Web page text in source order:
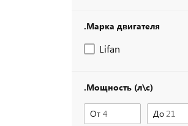
.Марка двигателя
Lifan
.Мощность (л\с)
От До